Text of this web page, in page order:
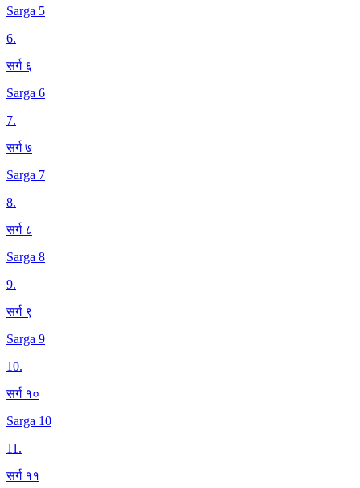
Sarga 5
6.
सर्ग ६
Sarga 6
7.
सर्ग ७
Sarga 7
8.
सर्ग ८
Sarga 8
9.
सर्ग ९
Sarga 9
10.
सर्ग १०
Sarga 10
11.
सर्ग ११